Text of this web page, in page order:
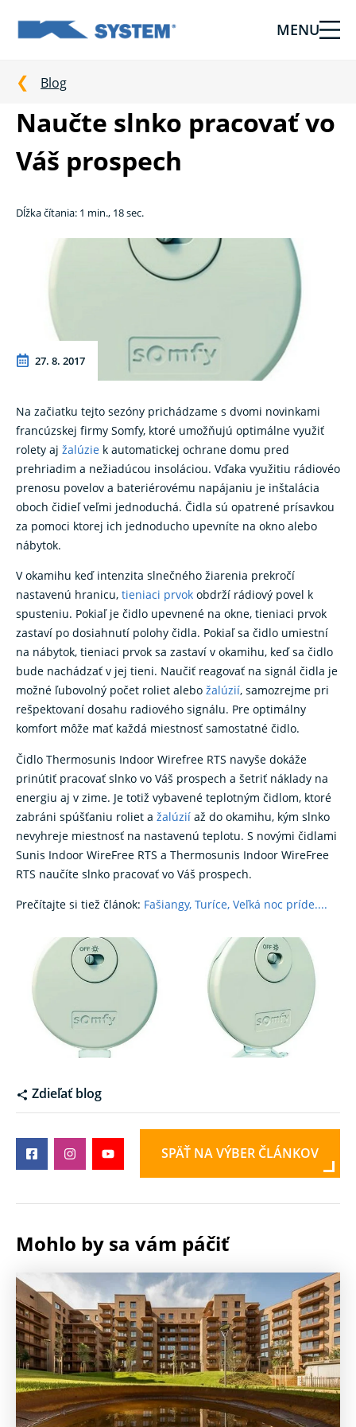
Tieniaca
pre
vašu
domácnosť
od
Ksystem
MENU
Blog
Naučte slnko pracovať vo
Váš prospech
Dĺžka čítania: 1 min., 18 sec.
27. 8. 2017
Na začiatku tejto sezóny prichádzame s dvomi novinkami
francúzskej firmy Somfy, ktoré umožňujú optimálne využiť
rolety aj žalúzie k automatickej ochrane domu pred
prehriadim a nežiadúcou insoláciou. Vďaka využitiu rádiovéo
prenosu povelov a bateriérovému napájaniu je inštalácia
oboch čidieľ veľmi jednoduchá. Čidla sú opatrené prísavkou
za pomoci ktorej ich jednoducho upevníte na okno alebo
nábytok.
V okamihu keď intenzita slnečného žiarenia prekročí
nastavenú hranicu, tieniaci prvok obdrží rádiový povel k
spusteniu. Pokiaľ je čidlo upevnené na okne, tieniaci prvok
zastaví po dosiahnutí polohy čidla. Pokiaľ sa čidlo umiestní
na nábytok, tieniaci prvok sa zastaví v okamihu, keď sa čidlo
bude nachádzať v jej tieni. Naučiť reagovať na signál čidla je
možné ľubovolný počet roliet alebo žalúzií, samozrejme pri
rešpektovaní dosahu radiového signálu. Pre optimálny
komfort môže mať každá miestnosť samostatné čidlo.
Čidlo Thermosunis Indoor Wirefree RTS navyše dokáže
prinútiť pracovať slnko vo Váš prospech a šetriť náklady na
energiu aj v zime. Je totiž vybavené teplotným čidlom, ktoré
zabráni spúšťaniu roliet a žalúzií až do okamihu, kým slnko
nevyhreje miestnosť na nastavenú teplotu. S novými čidlami
Sunis Indoor WireFree RTS a Thermosunis Indoor WireFree
RTS naučíte slnko pracovať vo Váš prospech.
Prečítajte si tiež článok: Fašiangy, Turíce, Veľká noc príde....
Zdieľať blog
SPÄŤ NA VÝBER ČLÁNKOV
Mohlo by sa vám páčiť